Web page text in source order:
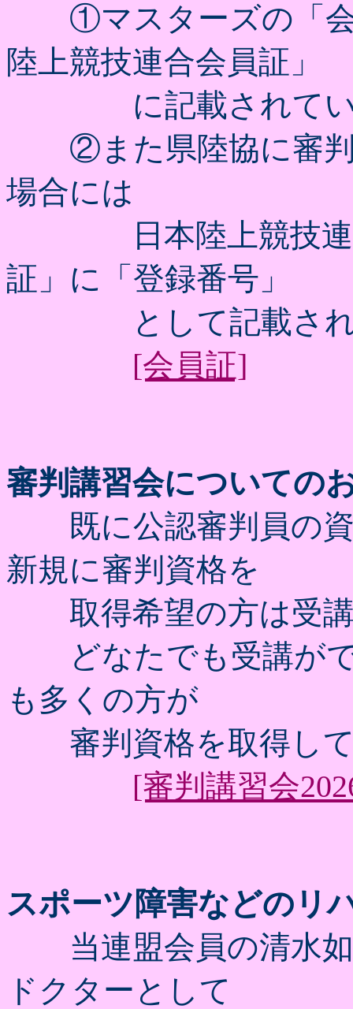
①マスターズの「会
陸上競技連合会員証」
に記載されてい
②また県陸協に審判
場合には
日本陸上競技連盟
証」に「登録番号」
として記載され
[会員証]
審判講習会についての
既に公認審判員の資
新規に審判資格を
取得希望の方は受講
どなたでも受講がで
も多くの方が
審判資格を取得して
[審判講習会
スポーツ障害などのリ
当連盟会員の清水如
ドクターとして